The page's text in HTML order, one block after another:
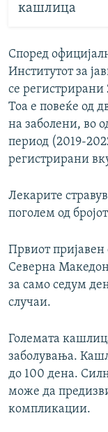
кашлица
Според
Институтот за
се
Тоа е повеќе од
на заболени, во
период (2019-
регистрирани
Лекарите
поголем од
Првиот пријавен
Северна
за само седум
случаи.
Големата
заболувања.
до 100 дена.
може да
компликации.